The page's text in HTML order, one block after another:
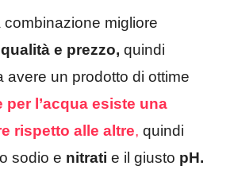
combinazione migliore
qualità e prezzo, quindi
avere un prodotto di ottime
per l’acqua esiste una
rispetto alle altre, quindi
sodio e nitrati e il giusto pH.